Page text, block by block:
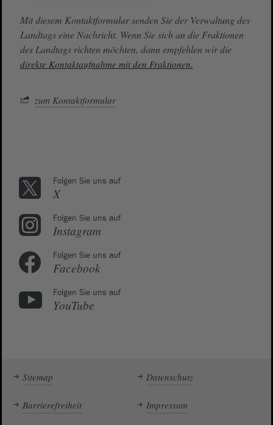
Mit diesem Kontaktformular senden Sie der Verwaltung des
Landtags eine Nachricht. Wenn Sie sich an die Fraktionen
des Landtags richten möchten, dann empfehlen wir die
direkte Kontaktaufnahme mit den Fraktionen.
zum Kontaktformular
Folgen Sie uns auf
X
Folgen Sie uns auf
Instagram
Folgen Sie uns auf
Facebook
Folgen Sie uns auf
YouTube
Sitemap Datenschutz
Barrierefreiheit Impressum